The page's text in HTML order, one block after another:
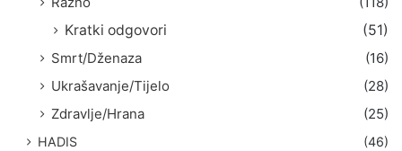
Kratki odgovori
(51)
Smrt/Dženaza
(16)
Ukrašavanje/Tijelo
(28)
Zdravlje/Hrana
(25)
HADIS (46)